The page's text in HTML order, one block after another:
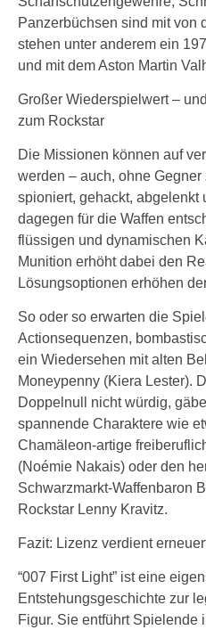
Panzerbüchsen sind mit von
stehen unter anderem ein
und mit dem Aston Martin
Großer Wiederspielwert –
zum Rockstar
Die Missionen können auf
werden – auch, ohne Gegner
spioniert, gehackt, abgelenkt
dagegen für die Waffen
flüssigen und dynamischen
Munition erhöht dabei den
Lösungsoptionen erhöhen
So oder so erwarten die
Actionsequenzen,
ein Wiedersehen mit alten
Moneypenny (Kiera Lester).
Doppelnull nicht würdig,
spannende Charaktere wie
Chamäleon-artige
(Noémie Nakais) oder den
Schwarzmarkt-Waffenbaron
Rockstar Lenny Kravitz.
Fazit: Lizenz verdient
“007 First Light” ist eine
Entstehungsgeschichte zur
Figur. Sie entführt Spielende